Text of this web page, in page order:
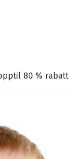
80 % rabatt